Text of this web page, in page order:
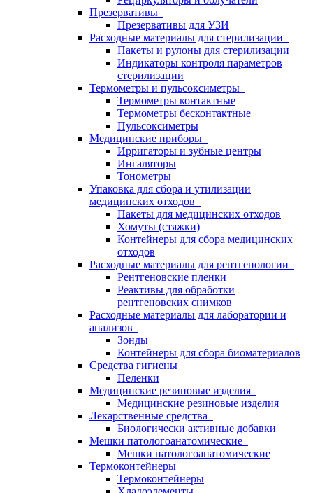
Презервативы
Презервативы для УЗИ
Расходные материалы для стерилизации
Пакеты и рулоны для стерилизации
Индикаторы контроля параметров
стерилизации
Термометры и пульсоксиметры
Термометры контактные
Термометры бесконтактные
Пульсоксиметры
Медицинские приборы
Ирригаторы и зубные центры
Ингаляторы
Тонометры
Упаковка для сбора и утилизации
медицинских отходов
Пакеты для медицинских отходов
Хомуты (стяжки)
Контейнеры для сбора медицинских
отходов
Расходные материалы для рентгенологии
Рентгеновские пленки
Реактивы для обработки
рентгеновских снимков
Расходные материалы для лаборатории и
анализов
Зонды
Контейнеры для сбора биоматериалов
Средства гигиены
Пеленки
Медицинские резиновые изделия
Медицинские резиновые изделия
Лекарственные средства
Биологически активные добавки
Мешки патологоанатомические
Мешки патологоанатомические
Термоконтейнеры
Термоконтейнеры